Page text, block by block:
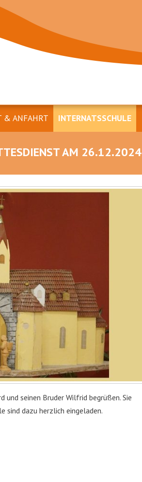
& ANFAHRT INTERNATSSCHULE
AM 26.12.2024
seinen Bruder Wilfrid begrüßen. Sie
sind dazu herzlich eingeladen.